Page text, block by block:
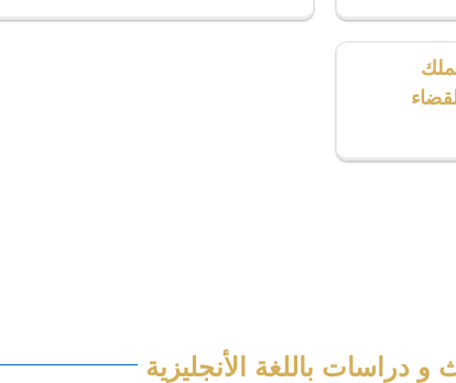
و دراسات باللغة الأنجليزية